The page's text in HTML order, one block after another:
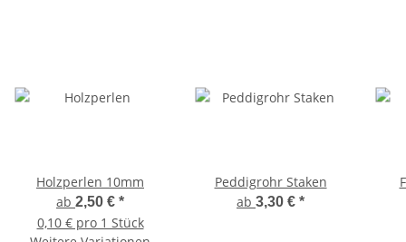
Holzperlen 10mm
ab 2,50 € *
0,10 € pro 1 Stück
Peddigrohr Staken
ab 3,30 € *